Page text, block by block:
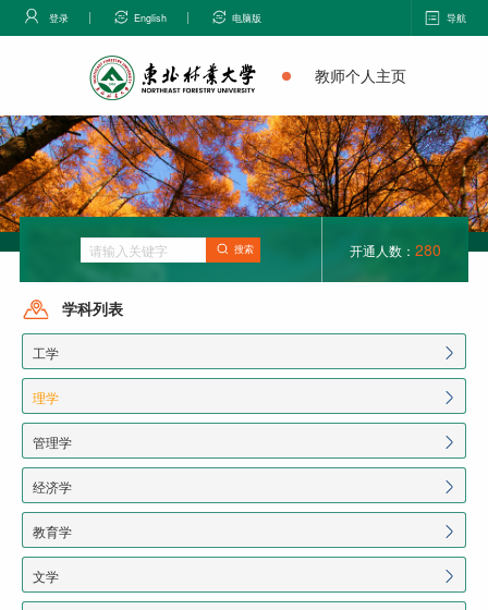
登录 English 电脑版 导航
教师个人主页
搜索 开通人数： 280
学科列表
工学
理学
管理学
经济学
教育学
文学